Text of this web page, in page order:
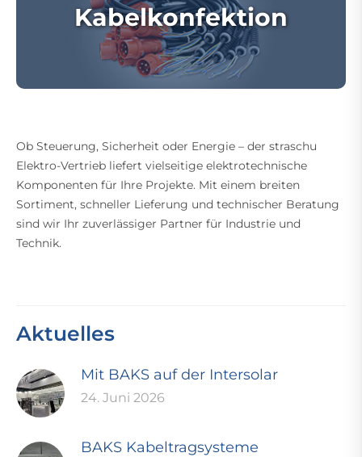
Kabelkonfektion
Ob Steuerung, Sicherheit oder Energie – der straschu
Elektro-Vertrieb liefert vielseitige elektrotechnische
Komponenten für Ihre Projekte. Mit einem breiten
Sortiment, schneller Lieferung und technischer Beratung
sind wir Ihr zuverlässiger Partner für Industrie und
Technik.
Aktuelles
Mit BAKS auf der Intersolar
24. Juni 2026
BAKS Kabeltragsysteme